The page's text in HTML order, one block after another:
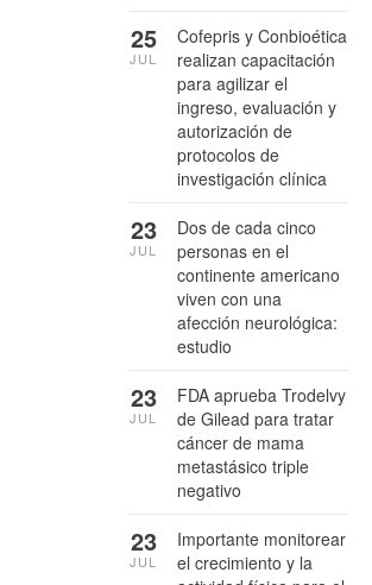
Cofepris y Conbioética
realizan capacitación
para agilizar el
ingreso, evaluación y
autorización de
protocolos de
investigación clínica
25
JUL
Dos de cada cinco
personas en el
continente americano
viven con una
afección neurológica:
estudio
23
JUL
FDA aprueba Trodelvy
de Gilead para tratar
cáncer de mama
metastásico triple
negativo
23
JUL
Importante monitorear
el crecimiento y la
23
JUL